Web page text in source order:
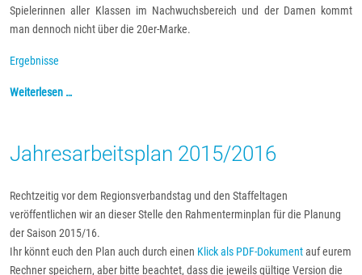
Spielerinnen aller Klassen im Nachwuchsbereich und der Damen kommt
man dennoch nicht über die 20er-Marke.
Ergebnisse
Weiterlesen …
Jahresarbeitsplan 2015/2016
Rechtzeitig vor dem Regionsverbandstag und den Staffeltagen
veröffentlichen wir an dieser Stelle den Rahmenterminplan für die Planung
der Saison 2015/16.
Ihr könnt euch den Plan auch durch einen Klick als PDF-Dokumentauf eurem
Rechner speichern, aber bitte beachtet, dass die jeweils gültige Version die